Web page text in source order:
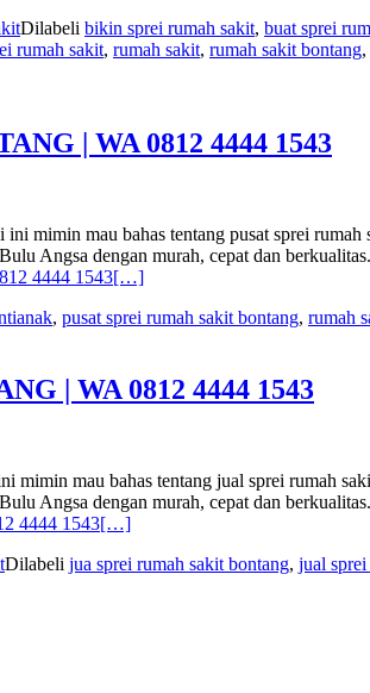
Dilabeli bikin sprei rumah sakit, buat sprei
rumah sakit, rumah sakit, rumah sakit bontang,
| WA 0812 4444 1543
mau bahas tentang pusat sprei rumah
Angsa dengan murah, cepat dan
4444 1543[…]
, pusat sprei rumah sakit bontang, rumah
| WA 0812 4444 1543
mau bahas tentang jual sprei rumah
Angsa dengan murah, cepat dan
4444 1543[…]
Dilabeli jua sprei rumah sakit bontang, jual